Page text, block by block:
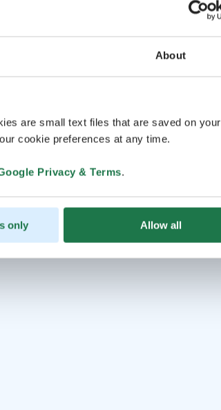
About
are small text files that are saved on your
cookie preferences at any time.
Privacy & Terms.
only Allow all